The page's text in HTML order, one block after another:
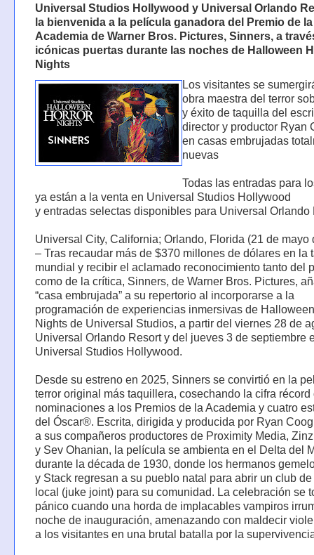
Universal Studios Hollywood y Universal Orlando
la bienvenida a la película ganadora del Premio de la
Academia de Warner Bros. Pictures, Sinners, a
icónicas puertas durante las noches de Halloween
Nights
Los visitantes se
obra maestra del terror
y éxito de taquilla del
director y productor Ryan
en casas embrujadas
nuevas
Todas las entradas para
ya están a la venta en Universal Studios Hollywood
y entradas selectas disponibles para Universal Orlando
Universal City, California; Orlando, Florida (21 de mayo
– Tras recaudar más de $370 millones de dólares en la
mundial y recibir el aclamado reconocimiento tanto del
como de la crítica, Sinners, de Warner Bros. Pictures,
“casa embrujada” a su repertorio al incorporarse a la
programación de experiencias inmersivas de
Nights de Universal Studios, a partir del viernes 28 de
Universal Orlando Resort y del jueves 3 de septiembre
Universal Studios Hollywood.
Desde su estreno en 2025, Sinners se convirtió en la
terror original más taquillera, cosechando la cifra récord
nominaciones a los Premios de la Academia y cuatro
del Óscar®. Escrita, dirigida y producida por Ryan
a sus compañeros productores de Proximity Media,
y Sev Ohanian, la película se ambienta en el Delta del
durante la década de 1930, donde los hermanos
y Stack regresan a su pueblo natal para abrir un club
local (juke joint) para su comunidad. La celebración se
pánico cuando una horda de implacables vampiros
noche de inauguración, amenazando con maldecir
a los visitantes en una brutal batalla por la